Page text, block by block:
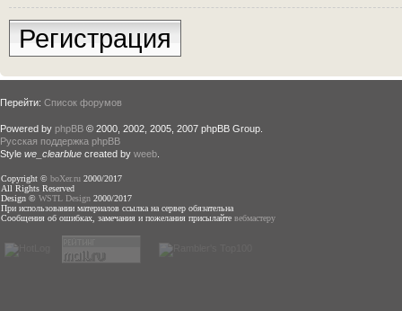
Регистрация
Перейти: Список форумов
Powered by phpBB © 2000, 2002, 2005, 2007 phpBB Group.
Русская поддержка phpBB
Style we_clearblue created by weeb
Copyright © boXer.ru 2000/2017
All Rights Reserved
Design © WSTL Design 2000/2017
При использовании материалов ссылка на сервер обязательна
Сообщения об ошибках, замечания и пожелания присылайте вебмастеру